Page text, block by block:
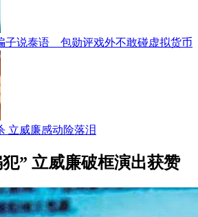
子说泰语 包勋评戏外不敢碰虚拟货币
立威廉感动险落泪
” 立威廉破框演出获赞